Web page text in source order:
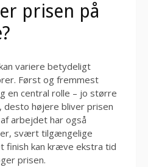
prisen på
variere betydeligt
Først og fremmest
en central rolle – jo større
desto højere bliver prisen
arbejdet har også
svært tilgængelige
finish kan kræve ekstra tid
prisen.